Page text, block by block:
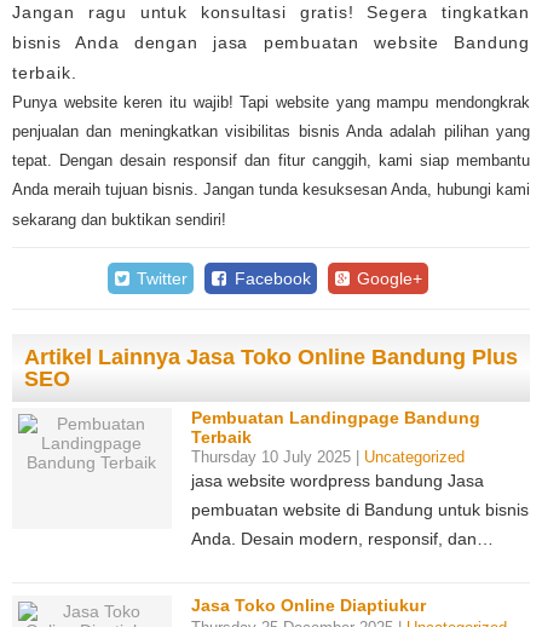
Jangan ragu untuk konsultasi gratis! Segera tingkatkan
bisnis Anda dengan jasa pembuatan website Bandung
terbaik.
Punya website keren itu wajib! Tapi website yang mampu mendongkrak
penjualan dan meningkatkan visibilitas bisnis Anda adalah pilihan yang
tepat. Dengan desain responsif dan fitur canggih, kami siap membantu
Anda meraih tujuan bisnis. Jangan tunda kesuksesan Anda, hubungi kami
sekarang dan buktikan sendiri!
Twitter Facebook Google+
Artikel Lainnya Jasa Toko Online Bandung Plus
SEO
Pembuatan Landingpage Bandung
Terbaik
Thursday 10 July 2025 | Uncategorized
jasa website wordpress bandung Jasa
pembuatan website di Bandung untuk bisnis
Anda. Desain modern, responsif, dan…
Jasa Toko Online Diaptiukur